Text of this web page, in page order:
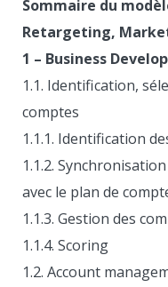
Sommaire du
Retargeting,
1 – Business
1.1. Identification,
comptes
1.1.1. Identification
1.1.2.
avec le plan de
1.1.3. Gestion des
1.1.4. Scoring
1.2. Account